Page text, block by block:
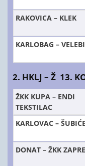
RAKOVICA – KLEK
KARLOBAG –
2. HKLJ – Ž 13.
ŽKK KUPA – ENDI
TEKSTILAC
KARLOVAC –
DONAT – ŽKK